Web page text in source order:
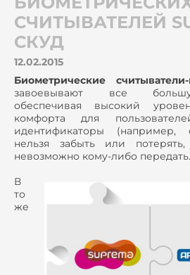
СЧИТЫВАТЕЛЕЙ
СКУД
12.02.2015
Биометрические
завоевывают все
обеспечивая высокий
комфорта для
идентификаторы (например,
нельзя забыть или
невозможно кому-либо передать.
В
то
же